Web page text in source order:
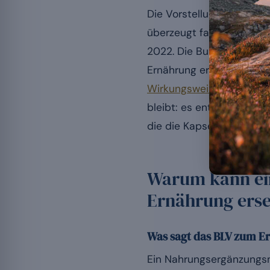
Die Vorstellung, dass
überzeugt fast jede
2022. Die
Ernährung ersetzen. Im
Wirkungsweise des
bleibt: es enthält
die die Kapsel nicht
Warum kann
Ernährung
Was sagt das BLV zum
Ein